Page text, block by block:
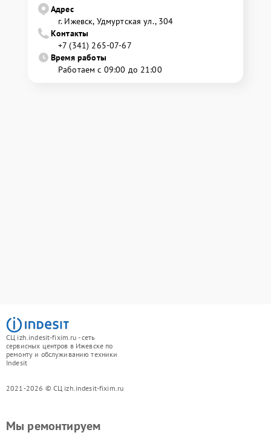
Адрес
г. Ижевск, Удмуртская ул., 304
Контакты
+7 (341) 265-07-67
Время работы
Работаем с 09:00 до 21:00
СЦ izh.indesit-fixim.ru - сеть
сервисных центров в Ижевске по
ремонту и обслуживанию техники
Indesit
2021-2026 © СЦ izh.indesit-fixim.ru
Мы ремонтируем